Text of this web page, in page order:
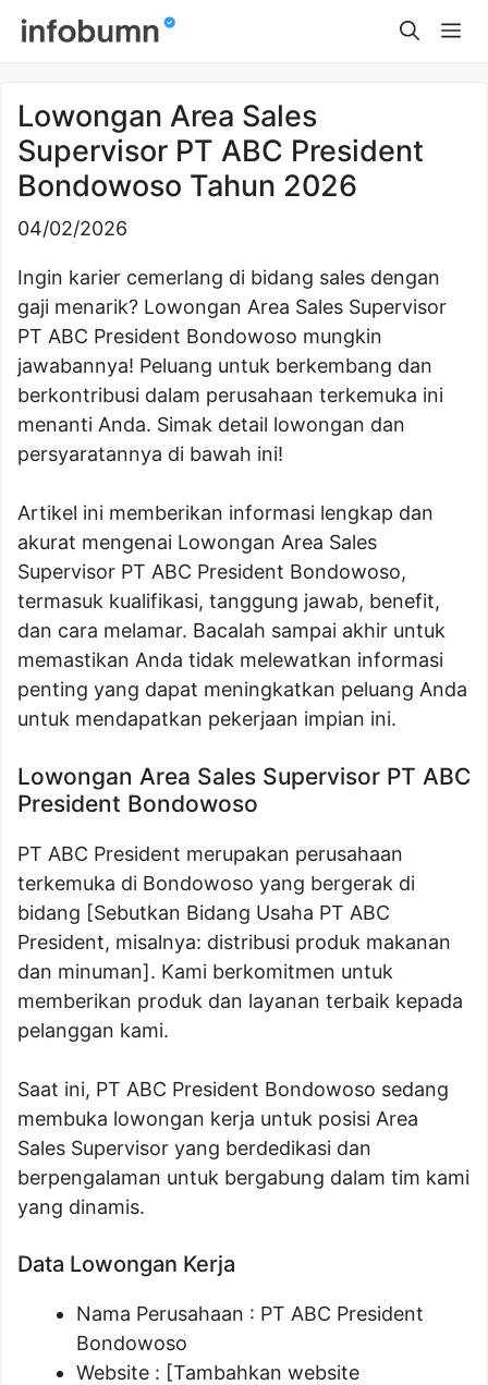
Skip
Lowongan Area Sales
Supervisor PT ABC President
Bondowoso Tahun 2026
04/02/2026
Ingin karier cemerlang di bidang sales dengan
gaji menarik? Lowongan Area Sales Supervisor
PT ABC President Bondowoso mungkin
jawabannya! Peluang untuk berkembang dan
berkontribusi dalam perusahaan terkemuka ini
menanti Anda. Simak detail lowongan dan
persyaratannya di bawah ini!
Artikel ini memberikan informasi lengkap dan
akurat mengenai Lowongan Area Sales
Supervisor PT ABC President Bondowoso,
termasuk kualifikasi, tanggung jawab, benefit,
dan cara melamar. Bacalah sampai akhir untuk
memastikan Anda tidak melewatkan informasi
penting yang dapat meningkatkan peluang Anda
untuk mendapatkan pekerjaan impian ini.
Lowongan Area Sales Supervisor PT ABC
President Bondowoso
PT ABC President merupakan perusahaan
terkemuka di Bondowoso yang bergerak di
bidang [Sebutkan Bidang Usaha PT ABC
President, misalnya: distribusi produk makanan
dan minuman]. Kami berkomitmen untuk
memberikan produk dan layanan terbaik kepada
pelanggan kami.
Saat ini, PT ABC President Bondowoso sedang
membuka lowongan kerja untuk posisi Area
Sales Supervisor yang berdedikasi dan
berpengalaman untuk bergabung dalam tim kami
yang dinamis.
Data Lowongan Kerja
Nama Perusahaan : PT ABC President
Bondowoso
Website : [Tambahkan website